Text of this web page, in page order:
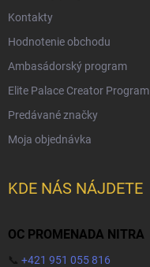
Kontakty
Hodnotenie obchodu
Ambasádorský program
Elite Palace Creator Program
Predávané značky
Moja objednávka
KDE NÁS NÁJDETE
OC PROMENADA NITRA
📞 +421 951 055 816